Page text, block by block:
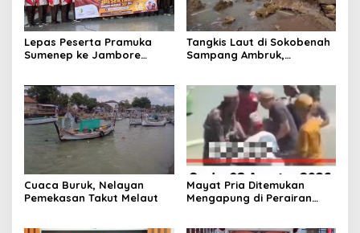
Lepas Peserta Pramuka
Sumenep ke Jambore
Tangkis Laut di Sokobenah
Sampang Ambruk,
Cuaca Buruk, Nelayan
Pemekasan Takut Melaut
Mayat Pria Ditemukan
Mengapung di Perairan